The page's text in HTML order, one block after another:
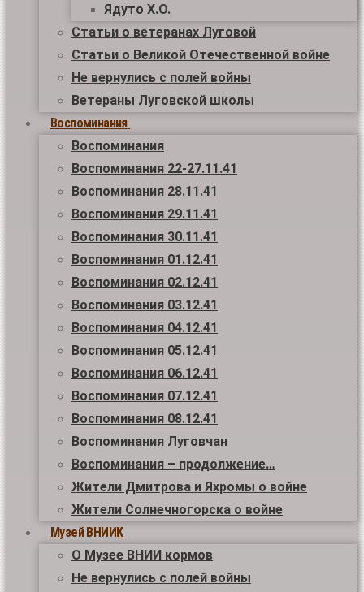
Ядуто Х.О.
Статьи о ветеранах Луговой
Статьи о Великой Отечественной войне
Не вернулись с полей войны
Ветераны Луговской школы
Воспоминания
Воспоминания
Воспоминания 22-27.11.41
Воспоминания 28.11.41
Воспоминания 29.11.41
Воспоминания 30.11.41
Воспоминания 01.12.41
Воспоминания 02.12.41
Воспоминания 03.12.41
Воспоминания 04.12.41
Воспоминания 05.12.41
Воспоминания 06.12.41
Воспоминания 07.12.41
Воспоминания 08.12.41
Воспоминания Луговчан
Воспоминания – продолжение…
Жители Дмитрова и Яхромы о войне
Жители Солнечногорска о войне
Музей ВНИИК
О Музее ВНИИ кормов
Не вернулись с полей войны